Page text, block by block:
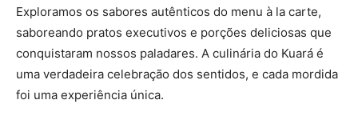
Exploramos os sabores autênticos do menu à la carte,
saboreando pratos executivos e porções deliciosas que
conquistaram nossos paladares. A culinária do Kuará é
uma verdadeira celebração dos sentidos, e cada mordida
foi uma experiência única.